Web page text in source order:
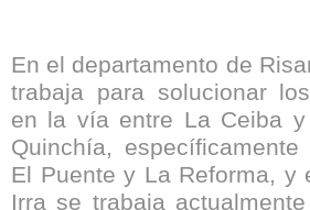
En el departamento de
trabaja para solucionar
en la vía entre La Ceiba
Quinchía,
El Puente y La Reforma, y
Irra se trabaja